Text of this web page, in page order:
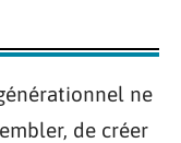
ne
de créer